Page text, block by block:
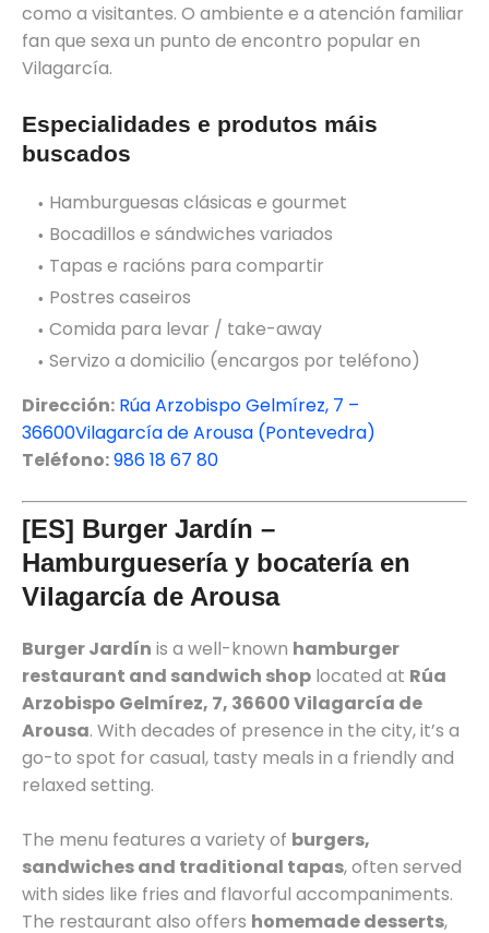
como a visitantes. O ambiente e a atención familiar
fan que sexa un punto de encontro popular en
Vilagarcía.
Especialidades e produtos máis
buscados
Hamburguesas clásicas e gourmet
Bocadillos e sándwiches variados
Tapas e racións para compartir
Postres caseiros
Comida para levar / take-away
Servizo a domicilio (encargos por teléfono)
Dirección: Rúa Arzobispo Gelmírez, 7 –
36600Vilagarcía de Arousa (Pontevedra)
Teléfono:986 18 67 80
[ES] Burger Jardín –
Hamburguesería y bocatería en
Vilagarcía de Arousa
Burger Jardín is a well-known hamburger
restaurant and sandwich shop located at Rúa
Arzobispo Gelmírez, 7, 36600 Vilagarcía de
Arousa. With decades of presence in the city, it’s a
go-to spot for casual, tasty meals in a friendly and
relaxed setting.
The menu features a variety of burgers,
sandwiches and traditional tapas, often served
with sides like fries and flavorful accompaniments.
The restaurant also offers homemade desserts,